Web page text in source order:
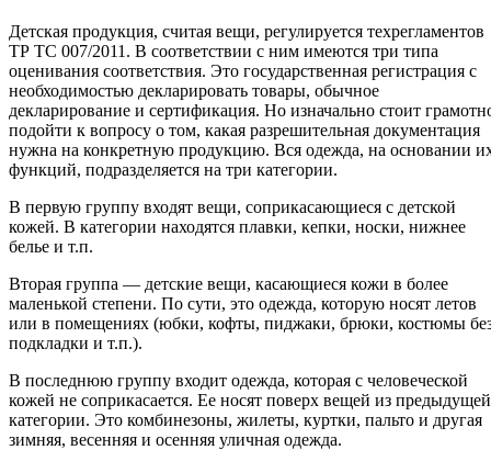
Детская продукция, считая вещи, регулируется техрегламентов
ТР ТС 007/2011. В соответствии с ним имеются три типа
оценивания соответствия. Это государственная регистрация с
необходимостью декларировать товары, обычное
декларирование и сертификация. Но изначально стоит
подойти к вопросу о том, какая разрешительная документация
нужна на конкретную продукцию. Вся одежда, на основании
функций, подразделяется на три категории.
В первую группу входят вещи, соприкасающиеся с детской
кожей. В категории находятся плавки, кепки, носки, нижнее
белье и т.п.
Вторая группа — детские вещи, касающиеся кожи в более
маленькой степени. По сути, это одежда, которую носят летов
или в помещениях (юбки, кофты, пиджаки, брюки, костюмы
подкладки и т.п.).
В последнюю группу входит одежда, которая с человеческой
кожей не соприкасается. Ее носят поверх вещей из предыдущей
категории. Это комбинезоны, жилеты, куртки, пальто и другая
зимняя, весенняя и осенняя уличная одежда.